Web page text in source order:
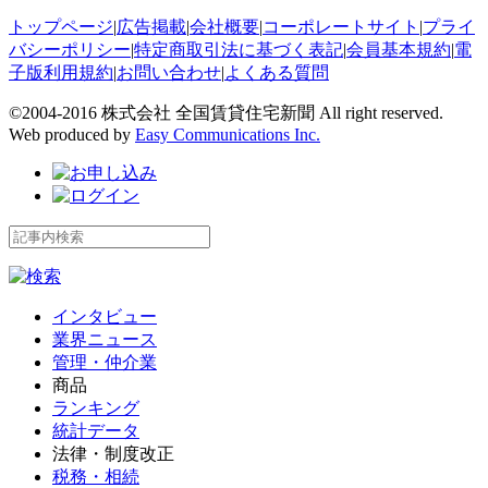
トップページ|広告掲載|会社概要|コーポレートサイト |プライ
バシーポリシー|特定商取引法に基づく表記|会員基本規約|電
子版利用規約|お問い合わせ|よくある質問
©2004-2016 株式会社 全国賃貸住宅新聞 All right reserved.
Web produced by Easy Communications Inc.
インタビュー
業界ニュース
管理・仲介業
商品
ランキング
統計データ
法律・制度改正
税務・相続